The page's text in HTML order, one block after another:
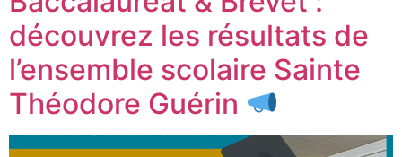
découvrez les résultats de
l’ensemble scolaire Sainte
Théodore Guérin